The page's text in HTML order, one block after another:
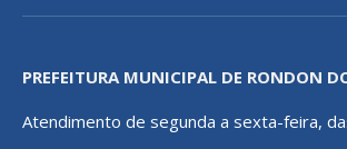
PREFEITURA MUNICIPAL DE RONDON
Atendimento de segunda a sexta-feira,